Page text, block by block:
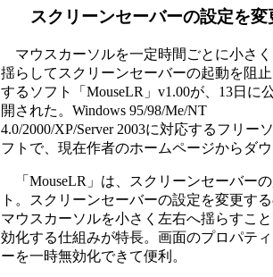
スクリーンセーバーの設定を
マウスカーソルを一定時間ごとに小さく
揺らしてスクリーンセーバーの起動を阻止
するソフト「MouseLR」v1.00が、13日に
開された。Windows 95/98/Me/NT
4.0/2000/XP/Server 2003に対応するフリーソ
フトで、現在作者のホームページからダ
「MouseLR」は、スクリーンセーバー
ト。スクリーンセーバーの設定を変更す
マウスカーソルを小さく左右へ揺らすこ
効化する仕組みが特長。画面のプロパテ
ーを一時無効化できて便利。